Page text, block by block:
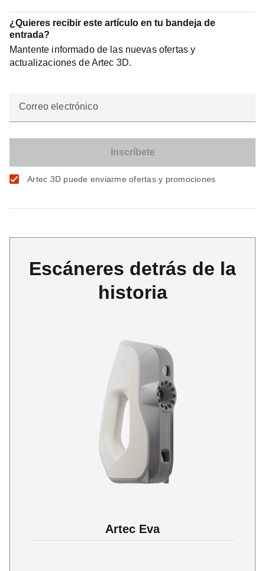
¿Quieres recibir este artículo en tu bandeja de
entrada?
Mantente informado de las nuevas ofertas y
actualizaciones de Artec 3D.
Correo electrónico
Artec 3D puede enviarme ofertas y promociones
Escáneres detrás de la
historia
Artec Eva